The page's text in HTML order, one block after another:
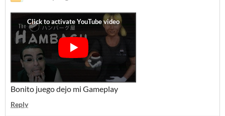
Bonito juego dejo mi Gameplay
Reply